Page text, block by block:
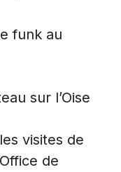
funk au
sur l’Oise
visites de
de